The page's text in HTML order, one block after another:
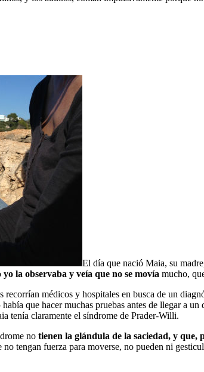
El día que nació Maia, su
la observaba y veía que no se movía mucho,
recorrían médicos y hospitales en busca de un
había que hacer muchas pruebas antes de llegar a
tenía claramente el síndrome de Prader-Willi.
no tienen la glándula de la saciedad, y que,
tengan fuerza para moverse, no pueden ni